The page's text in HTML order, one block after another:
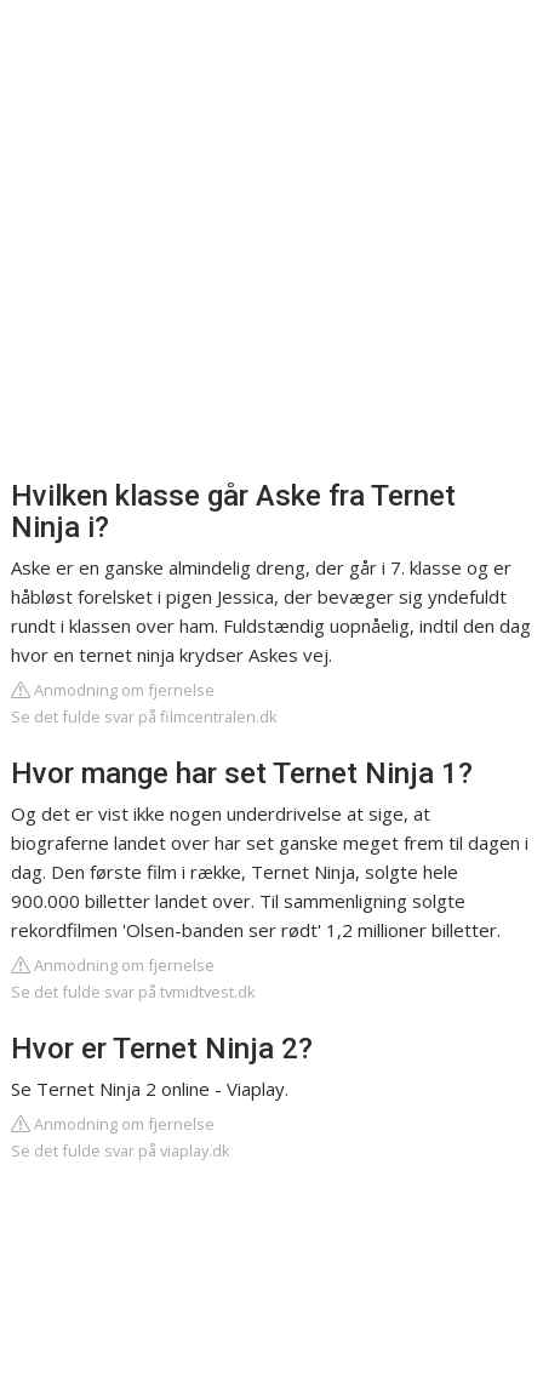
Hvilken klasse går Aske fra Ternet
Ninja i?
Aske er en ganske almindelig dreng, der går i 7. klasse og er
håbløst forelsket i pigen Jessica, der bevæger sig yndefuldt
rundt i klassen over ham. Fuldstændig uopnåelig, indtil den dag
hvor en ternet ninja krydser Askes vej.
Anmodning om fjernelse
Se det fulde svar på filmcentralen.dk
Hvor mange har set Ternet Ninja 1?
Og det er vist ikke nogen underdrivelse at sige, at
biograferne landet over har set ganske meget frem til dagen i
dag. Den første film i række, Ternet Ninja, solgte hele
900.000 billetter landet over. Til sammenligning solgte
rekordfilmen 'Olsen-banden ser rødt' 1,2 millioner billetter.
Anmodning om fjernelse
Se det fulde svar på tvmidtvest.dk
Hvor er Ternet Ninja 2?
Se Ternet Ninja 2 online - Viaplay.
Anmodning om fjernelse
Se det fulde svar på viaplay.dk